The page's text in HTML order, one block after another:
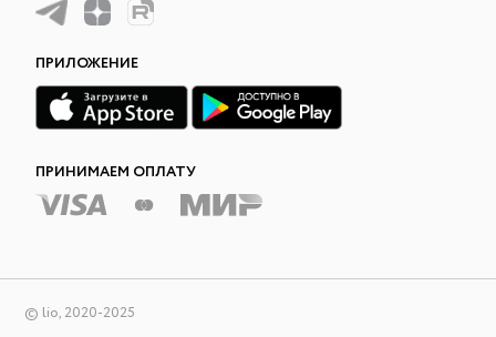
ПРИЛОЖЕНИЕ
ПРИНИМАЕМ ОПЛАТУ
© lio, 2020-2025